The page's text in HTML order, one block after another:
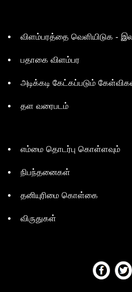
விளம்பரத்தை வெளியிடுக -
பதாகை விளம்பர
அடிக்கடி கேட்கப்படும்
தள வரைபடம்
எம்மை தொடர்பு கொள்ளவும்
நிபந்தனைகள்
தனியுரிமை கொள்கை
விருதுகள்